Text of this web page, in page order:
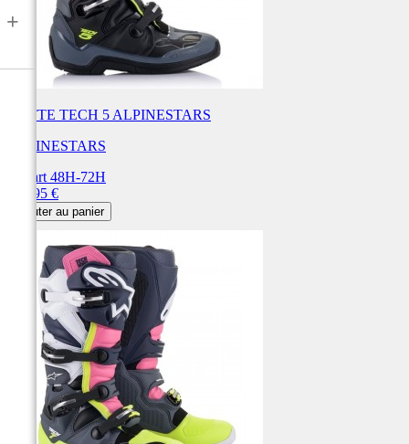
+
BOTTE TECH 5 ALPINESTARS
ALPINESTARS
Départ 48H-72H
369,95 €
Ajouter au panier